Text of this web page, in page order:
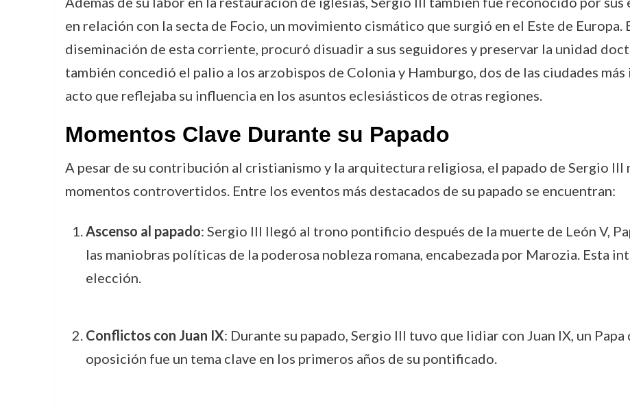
en relación con la secta de Focio, un movimiento cismático que surgió en el Este de Europa.
diseminación de esta corriente, procuró disuadir a sus seguidores y preservar la unidad
también concedió el palio a los arzobispos de Colonia y Hamburgo, dos de las ciudades
acto que reflejaba su influencia en los asuntos eclesiásticos de otras regiones.
Momentos Clave Durante su Papado
A pesar de su contribución al cristianismo y la arquitectura religiosa, el papado de Sergio III
momentos controvertidos. Entre los eventos más destacados de su papado se encuentran:
Ascenso al papado: Sergio III llegó al trono pontificio después de la muerte de León V,
las maniobras políticas de la poderosa nobleza romana, encabezada por Marozia. Esta
elección.
Conflictos con Juan IX: Durante su papado, Sergio III tuvo que lidiar con Juan IX, un
oposición fue un tema clave en los primeros años de su pontificado.